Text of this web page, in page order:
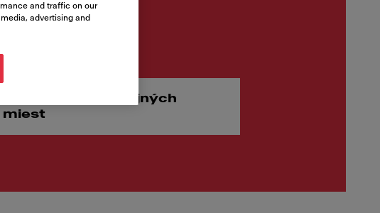
€
Vyhľadávač predajných
miest
and traffic on our
advertising and